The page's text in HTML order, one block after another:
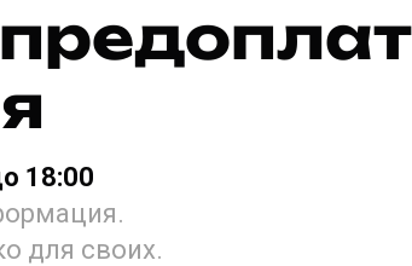
18:00
для своих.